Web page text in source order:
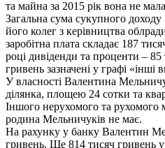
та майна за 2015 рік вона не
Загальна сума сукупного
його колег з керівництва
заробітна плата складає 187
році дивіденди та проценти –
гривень зазначені у графі «інші
У власності Валентина
ділянка, площею 24 сотки та
Іншого нерухомого та рухомого
родина Мельничуків не має.
На рахунку у банку Валентин
гривень. Ще 814 тисяч гривень